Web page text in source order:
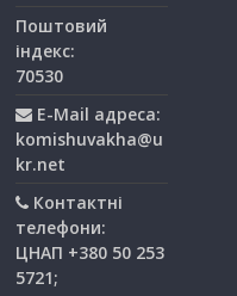
Поштовий
індекс:
70530
E-Mail адреса:
komishuvakha@u
kr.net
Контактні
телефони:
ЦНАП +380 50 253
5721;